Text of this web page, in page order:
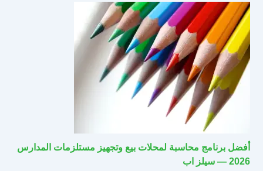
أفضل برنامج محاسبة لمحلات بيع وتجهيز مستلزمات المدارس
2026 — سيلز اب